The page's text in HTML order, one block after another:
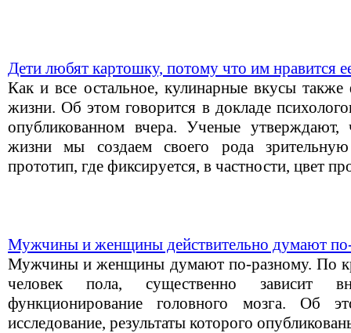
Дети любят картошку, потому что им нравится
Как и все остальное, кулинарные вкусы
жизни. Об этом говорится в докладе
опубликованном вчера. Ученые
жизни мы создаем своего рода
прототип, где фиксируется, в частности, цвет
Мужчины и женщины действительно думают
Мужчины и женщины думают по-разному. По
человек пола, существенно зависит
функционирование головного мозга. Об
исследование, результаты которого